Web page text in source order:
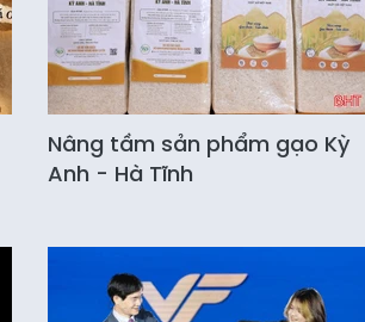
Nâng tầm sản phẩm gạo Kỳ
Anh - Hà Tĩnh